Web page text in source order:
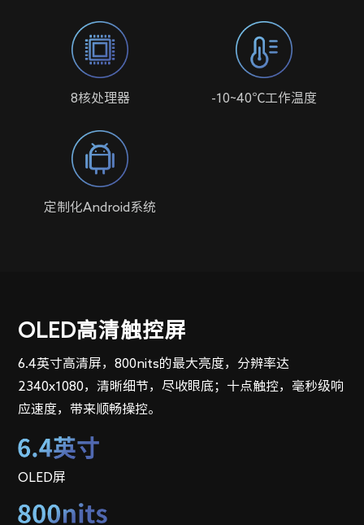
8核处理器 -10~40℃工作温度
定制化Android系统
OLED高清触控屏
6.4英寸高清屏，800nits的最大亮度，分辨率达
2340x1080，清晰细节，尽收眼底；十点触控，毫秒级响
应速度，带来顺畅操控。
OLED屏